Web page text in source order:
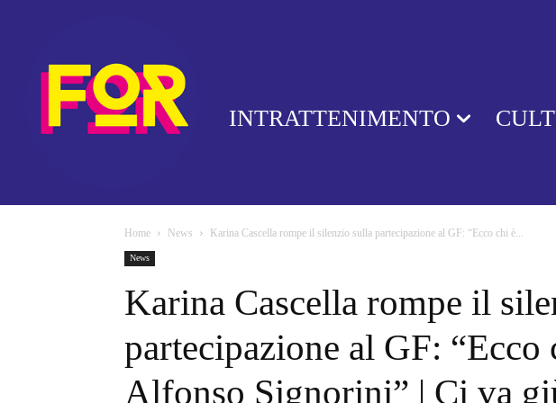
INTRATTENIMENTO
Home News Karina Cascella rompe il silenzio sulla partecipazione al GF: “Ecco chi è...
News
Karina Cascella rompe il
partecipazione al GF: “Ecco
Alfonso Signorini” | Ci va